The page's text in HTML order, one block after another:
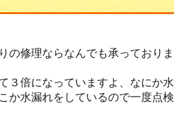
の修理ならなんでも承っておりま
３倍になっていますよ、なにか水
か水漏れをしているので一度点検